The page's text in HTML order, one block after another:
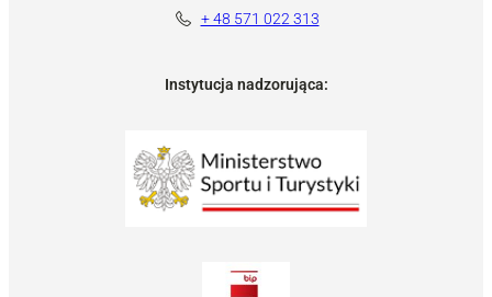
+ 48 571 022 313
Instytucja nadzorująca: